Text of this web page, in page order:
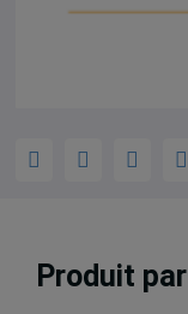
Produit par